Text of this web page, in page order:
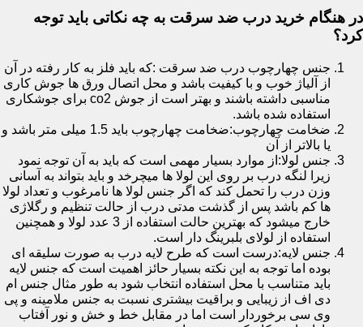
در هنگام خرید درب ضد سرقت به چه نکاتی باید توجه
کرد؟
جنس چهارچوب درب ضد سرقت :که باید فلز به کار رفته در آن
از آلیاژ خوب و با کیفیت باشد و محل اتصال ورق ها جوش کاری
مناسبی داشته باشند و بهتر است از جوش co2 برای جوشکاری
استفاده شده باشد.
ضخامت چهارچوب:ضخامت چهارچوب باید 1.5 میلی متر باشد و
یا بالاتر از آن
جنس لولا:از موارد بسیار مهمی است که باید به آن توجه نمود
زیرا لنگه درب بر روی این لولا ها میچرخد و باید بتواند به آسانی
وزن درب را تحمل کند که اگر جنس لولا ها نامرغوب و تعداد لولا
ها کم باشد پس از گذشت مدتی درب از حالت تنظیم و رگلاژی
خارج میشود که بهترین حالت استفاده از 3 عدد لولا و همچنین
استفاده از لولای بلبرینگ دار است.
جنس لایه:درست است که طرح لایه درب به صورت سلیقه ای
بوده اما توجه به این نکته بسیار حائز اهمیت است که جنس لایه
باید متناسب با محل استفاده انتخاب شود به طور مثال جنس ام
دی اف از زیبایی و براقیت بیشتری نسبت به جنس ملامینه و پی
وی سی برخوردار است اما در مقابل خط و خش و نور آفتاب